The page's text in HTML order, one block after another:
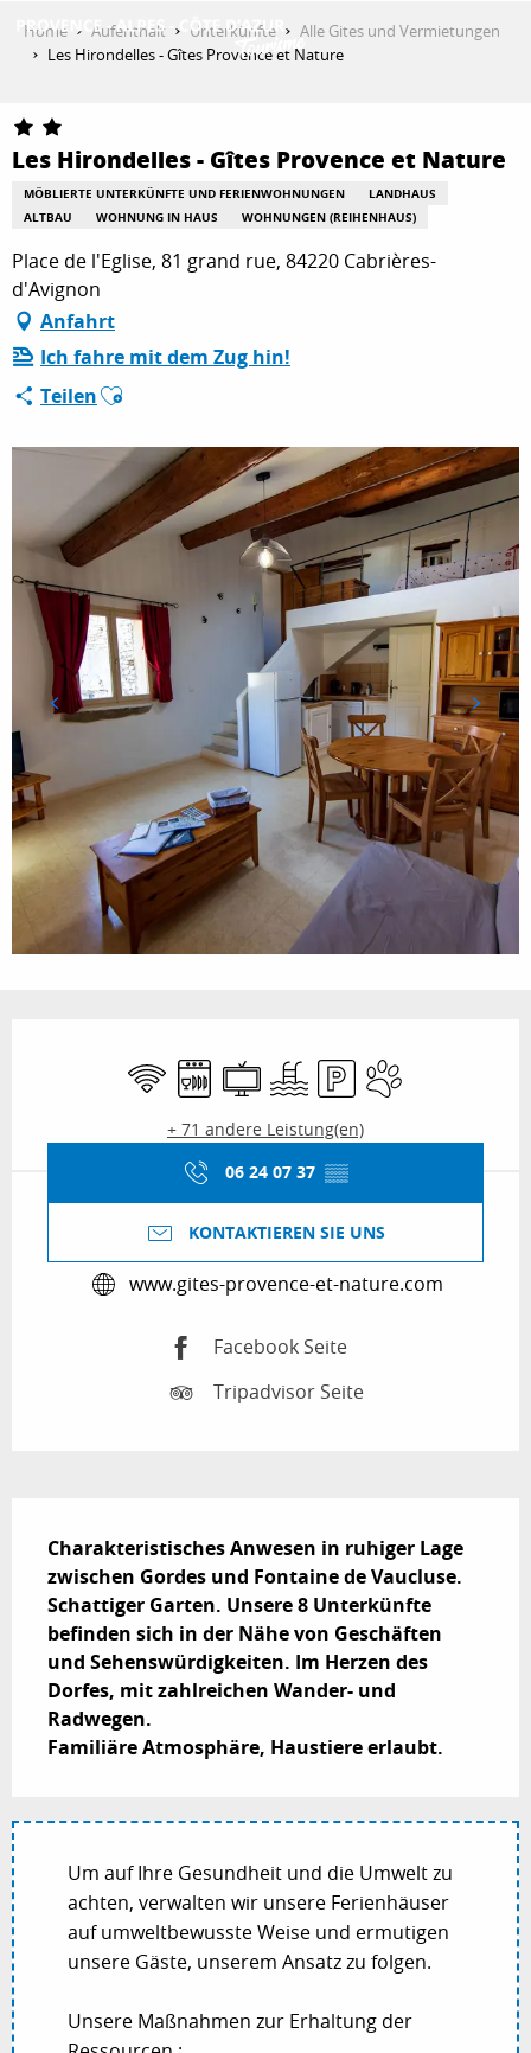
ENTDECKEN
AKTIVITÄTEN
AUFENTHALT
ESPACE PRO
Home Aufenthalt Unterkünfte
Alle Gites und Vermietungen
Les Hirondelles - Gîtes Provence et Nature
Les Hirondelles - Gîtes Provence et Nature
MÖBLIERTE UNTERKÜNFTE UND FERIENWOHNUNGEN
LANDHAUS
ALTBAU
WOHNUNG IN HAUS WOHNUNGEN (REIHENHAUS)
Place de l'Eglise, 81 grand rue, 84220 Cabrières-
d'Avignon
Anfahrt
Ich fahre mit dem Zug hin!
TeilenAjouter aux favoris
Wi-Fi Geschirrspülmaschine
FernsehenSchwimmbad
ParkplatzTiere erlaubt
+ 71 andere Leistung(en)
06 24 07 37 ▒▒
KONTAKTIEREN SIE UNS
www.gites-provence-et-nature.com
Facebook Seite
Tripadvisor Seite
Charakteristisches Anwesen in ruhiger Lage
zwischen Gordes und Fontaine de Vaucluse.
Schattiger Garten. Unsere 8 Unterkünfte
befinden sich in der Nähe von Geschäften
und Sehenswürdigkeiten. Im Herzen des
Dorfes, mit zahlreichen Wander- und
Radwegen.
Familiäre Atmosphäre, Haustiere erlaubt.
Um auf Ihre Gesundheit und die Umwelt zu
achten, verwalten wir unsere Ferienhäuser
auf umweltbewusste Weise und ermutigen
unsere Gäste, unserem Ansatz zu folgen.
Unsere Maßnahmen zur Erhaltung der